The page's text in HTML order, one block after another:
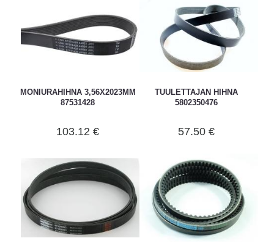
MONIURAHIHNA 3,56X2023MM
87531428
103.12 €
TUULETTAJAN HIHNA
5802350476
57.50 €